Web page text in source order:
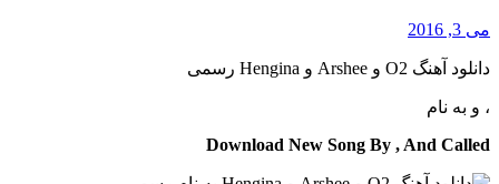
می 3, 2016
دانلود آهنگ O2 و Arshee و Hengina رسمی
، و به نام
Download New Song By , And Called